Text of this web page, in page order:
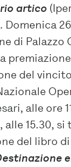
artico
Domenica
di Palazzo
del
alle ore
15.30, si
del libro